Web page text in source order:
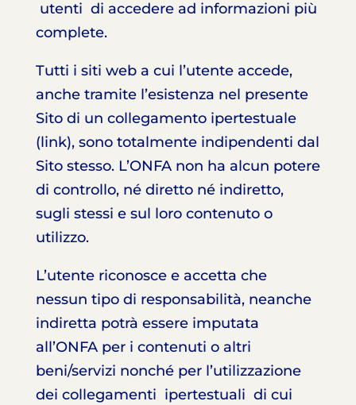
utenti di accedere ad informazioni più
complete.
Tutti i siti web a cui l’utente accede,
anche tramite l’esistenza nel presente
Sito di un collegamento ipertestuale
(link), sono totalmente indipendenti dal
Sito stesso. L’ONFA non ha alcun potere
di controllo, né diretto né indiretto,
sugli stessi e sul loro contenuto o
utilizzo.
L’utente riconosce e accetta che
nessun tipo di responsabilità, neanche
indiretta potrà essere imputata
all’ONFA per i contenuti o altri
beni/servizi nonché per l’utilizzazione
dei collegamenti ipertestuali di cui